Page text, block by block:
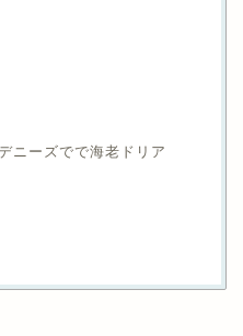
ニーズでで海老ドリア